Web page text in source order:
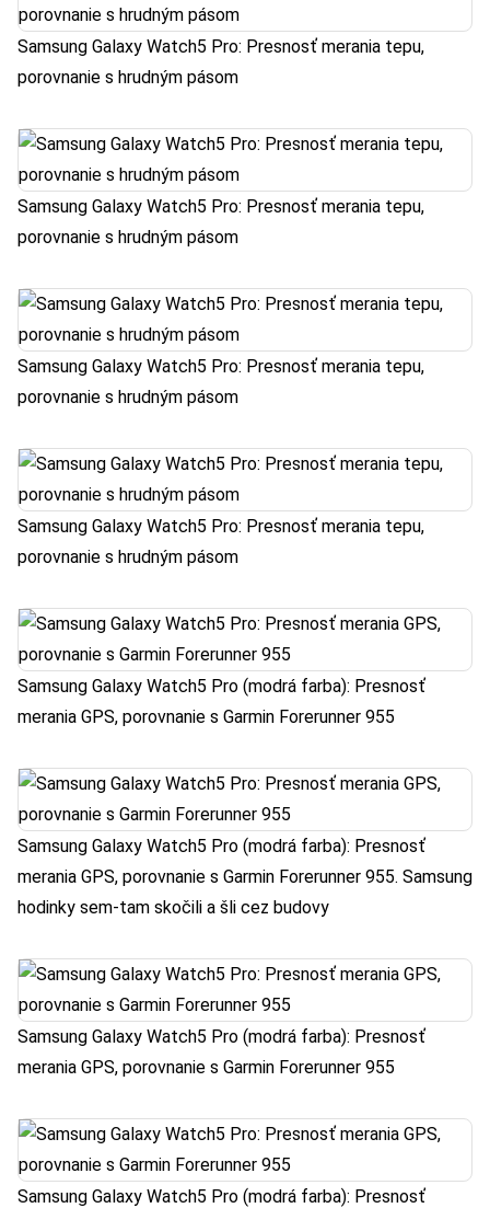
Samsung Galaxy Watch5 Pro: Presnosť merania tepu,
porovnanie s hrudným pásom
Samsung Galaxy Watch5 Pro: Presnosť merania tepu,
porovnanie s hrudným pásom
Samsung Galaxy Watch5 Pro: Presnosť merania tepu,
porovnanie s hrudným pásom
Samsung Galaxy Watch5 Pro: Presnosť merania tepu,
porovnanie s hrudným pásom
Samsung Galaxy Watch5 Pro (modrá farba): Presnosť
merania GPS, porovnanie s Garmin Forerunner 955
Samsung Galaxy Watch5 Pro (modrá farba): Presnosť
merania GPS, porovnanie s Garmin Forerunner 955. Samsung
hodinky sem-tam skočili a šli cez budovy
Samsung Galaxy Watch5 Pro (modrá farba): Presnosť
merania GPS, porovnanie s Garmin Forerunner 955
Samsung Galaxy Watch5 Pro (modrá farba): Presnosť